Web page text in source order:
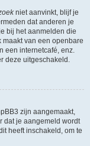
niet aanvinkt, blijf je
dat anderen je
bij het aanmelden die
van een openbare
een internetcafé, enz.
deze uitgeschakeld.
zijn aangemaakt,
dat je aangemeld wordt
heeft inschakeld, om te